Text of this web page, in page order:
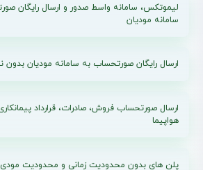
لیموتکس، سامانه واسط صدور و ارسال رایگان
سامانه مودیان
ارسال رایگان صورتحساب به سامانه مودیان بدون
ارسال صورتحساب فروش، صادرات، قرارداد
هواپیما
پلن های بدون محدودیت زمانی و محدودیت مودی